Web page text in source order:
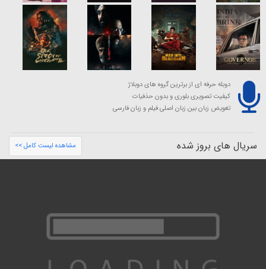
دوبله حرفه ای از برترین گروه های دوبلاژ
کیفیت تصویری بلوری و بدون حذفیات
تعویض زبان بین زبان اصلی فیلم و زبان فارسی
سریال های بروز شده مشاهده لیست کامل >>